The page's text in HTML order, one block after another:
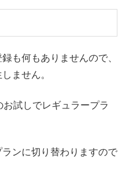
も何もありませんので、
ません。
試しでレギュラープラ
ンに切り替わりますので